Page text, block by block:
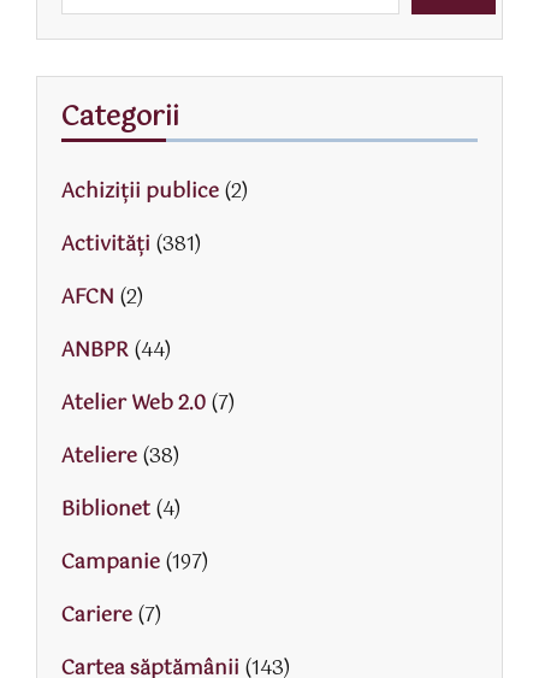
Categorii
Achiziții publice(2)
Activităţi (381)
AFCN (2)
ANBPR(44)
Atelier Web 2.0(7)
Ateliere(38)
Biblionet(4)
Campanie(197)
Cariere(7)
Cartea săptămânii (143)